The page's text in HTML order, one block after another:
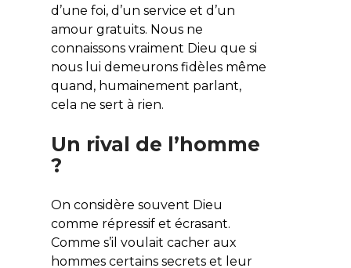
d’une foi, d’un service et d’un
amour gratuits. Nous ne
connaissons vraiment Dieu que si
nous lui demeurons fidèles même
quand, humainement parlant,
cela ne sert à rien.
Un rival de l’homme
?
On considère souvent Dieu
comme répressif et écrasant.
Comme s’il voulait cacher aux
hommes certains secrets et leur